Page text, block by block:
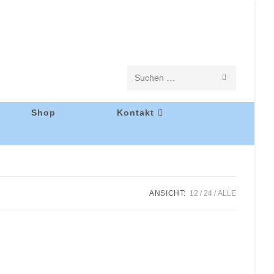
Diese
Website
Shop Kontakt
ANSICHT: 12 24 ALLE